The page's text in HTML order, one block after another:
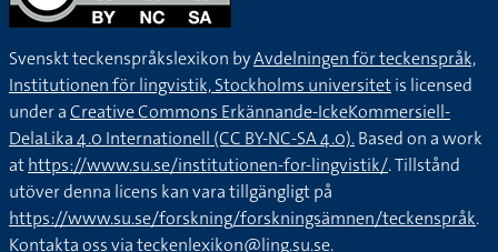
Svenskt teckenspråkslexikon byAvdelningen för teckenspråk,
Institutionen för lingvistik, Stockholms universitetis licensed
under aCreative Commons Erkännande-IckeKommersiell-
DelaLika 4.0 Internationell (CC BY-NC-SA 4.0).Based on a work
athttps://www.su.se/institutionen-for-lingvistik/. Tillstånd
utöver denna licens kan vara tillgängligt på
https://www.su.se/forskning/forskningsämnen/teckenspråk.
Kontakta oss viateckenlexikon@ling.su.se.